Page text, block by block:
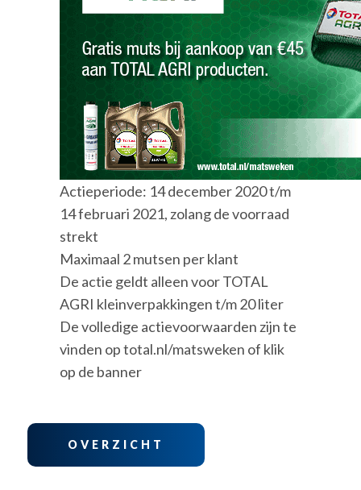
Actieperiode: 14 december 2020 t/m
14 februari 2021, zolang de voorraad
strekt
Maximaal 2 mutsen per klant
De actie geldt alleen voor TOTAL
AGRI kleinverpakkingen t/m 20 liter
De volledige actievoorwaarden zijn te
vinden op total.nl/matsweken of klik
op de banner
OVERZICHT